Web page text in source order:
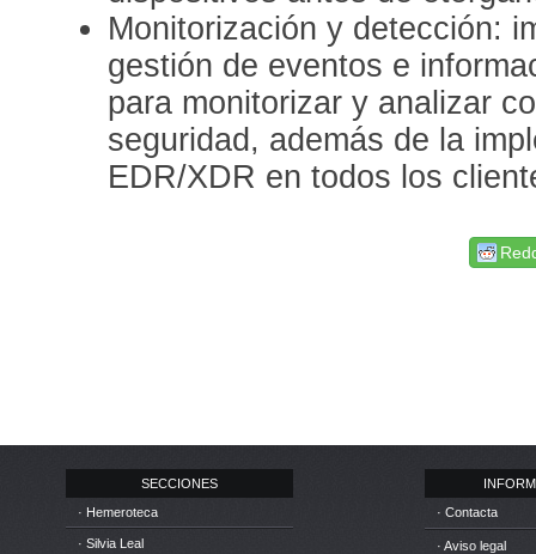
Monitorización y detección:
gestión de eventos e
para monitorizar y analizar
seguridad, además de la
EDR/XDR en todos los
SECCIONES
· Hemeroteca
· Silvia Leal
· Contacta
· Aviso legal